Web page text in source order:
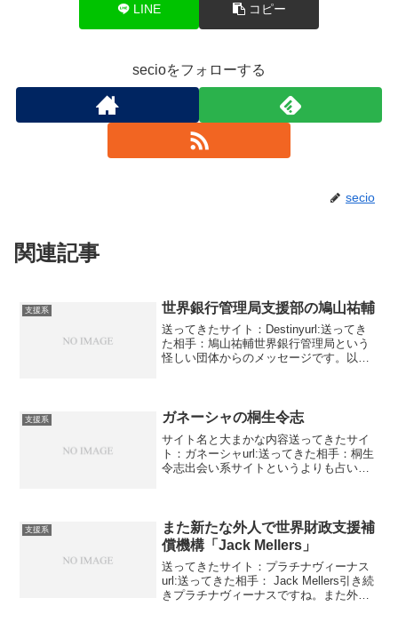
LINE コピー
secioをフォローする
secio
関連記事
支援系 世界銀行管理局支援部の鳩山祐輔
送ってきたサイト：Destinyurl:送ってき
た相手：鳩山祐輔世界銀行管理局という
怪しい団体からのメッセージです。以前
せん。野村は世...
支援系 ガネーシャの桐生令志
サイト名と大まかな内容送ってきたサイ
ト：ガネーシャurl:送ってきた相手：桐生
令志出会い系サイトというよりも占いサ
す。ガネーシャとい...
支援系
また新たな外人で世界財政支援補
償機構「Jack Mellers」
送ってきたサイト：プラチナヴィーナス
url:送ってきた相手： Jack Mellers引き続
きプラチナヴィーナスですね。また外国